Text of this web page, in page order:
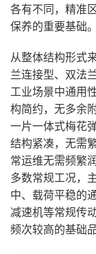
各有不同，精准
保养的重要基础。
从整体结构形式
兰连接型、双法
工业场景中通用
构简约，无多余
一片一体式梅花
结构紧凑，无需
常运维无需频繁
多数常规工况，
中、载荷平稳的
减速机等常规传
频次较高的基础品